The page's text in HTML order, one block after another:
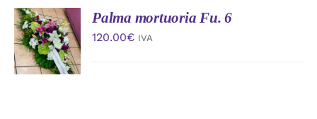
AÑADIR
AL
CARRITO
/
DETALLES
Palma mortuoria Fu. 6
120.00€ IVA